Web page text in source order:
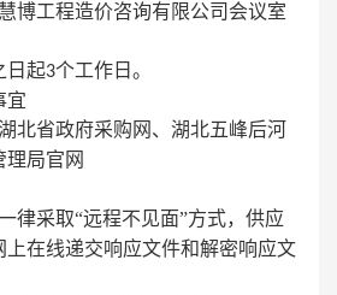
博工程造价咨询有限公司会议室
日起3个工作日。
宜
北省政府采购网、湖北五峰后河
理局官网
律采取“远程不见面”方式，供应
上在线递交响应文件和解密响应文